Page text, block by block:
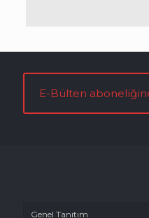
E-Bülten
Genel Tanıtım